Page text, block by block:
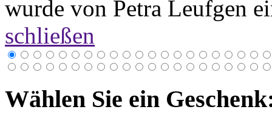
wurde von Petra Leufgen
schließen
Wählen Sie ein